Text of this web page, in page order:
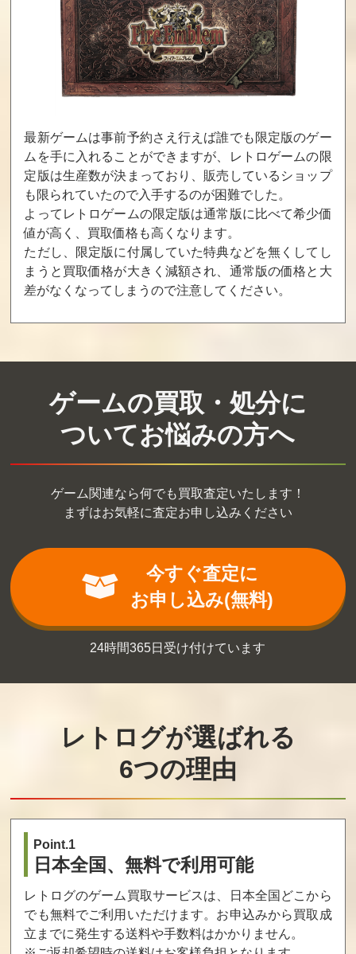
買取価格
1,275
買取価格
1,260
買取価格
1,260
ガレリアの地下
買取価格
1,200
英雄伝説 空の軌
買取価格
1,200
買取価格
1,200
12時の鐘とシン
デレラ シンデレ
ラシリーズ・ト
リプル全巻パッ
ク
メイキング ラバ
ーズ
Xtreme 3 Venus
ミリア La storia
della Arcana Fa
R 限定版
キャサリン・フ
ルボディ
団 初回限定版
買取価格 買取価格
ク 本編 ＆ 卒業
戦線～ 通常版
買取価格
跡 SC Evolution
買取価格
版
買取価格
1,000
ク・メモリーズ
買取価格
終わる世界とバ
買取価格
1,000
サイレントヒル
買取価格
998
12時の鐘とシン
リプル全巻パッ
ク 豪華版
買取価格
990
最新ゲームは事前予約さえ行えば誰でも限定版のゲー
ムを手に入れることができますが、レトロゲームの限
定版は生産数が決まっており、販売しているショップ
も限られていたので入手するのが困難でした。
よってレトロゲームの限定版は通常版に比べて希少価
値が高く、買取価格も高くなります。
ただし、限定版に付属していた特典などを無くしてし
まうと買取価格が大きく減額され、通常版の価格と大
差がなくなってしまうので注意してください。
ゲームの買取・処分に
ついてお悩みの方へ
ゲーム関連なら何でも買取査定いたします！
まずはお気軽に査定お申し込みください
今すぐ査定に
お申し込み(無料)
24時間365日受け付けています
レトログが選ばれる
6つの理由
Point.1
日本全国、無料で利用可能
レトログのゲーム買取サービスは、日本全国どこから
でも無料でご利用いただけます。お申込みから買取成
立までに発生する送料や手数料はかかりません。